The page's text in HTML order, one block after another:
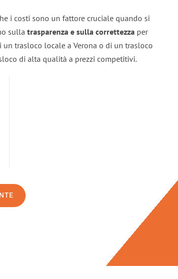
i costi sono un fattore cruciale quando si
sulla trasparenza e sulla correttezza per
trasloco locale a Verona o di un trasloco
di alta qualità a prezzi competitivi.